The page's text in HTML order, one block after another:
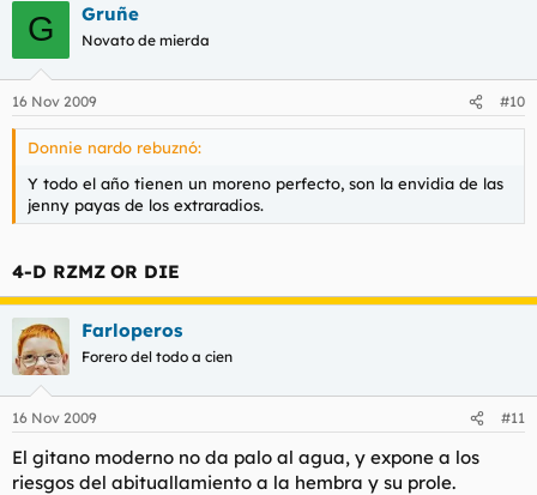
G Gruñe
Novato de mierda
16 Nov 2009 #10
Donnie nardo rebuznó:
Y todo el año tienen un moreno perfecto, son la envidia de las
jenny payas de los extraradios.
4-D RZMZ OR DIE
Farloperos
Forero del todo a cien
16 Nov 2009 #11
El gitano moderno no da palo al agua, y expone a los
riesgos del abituallamiento a la hembra y su prole.